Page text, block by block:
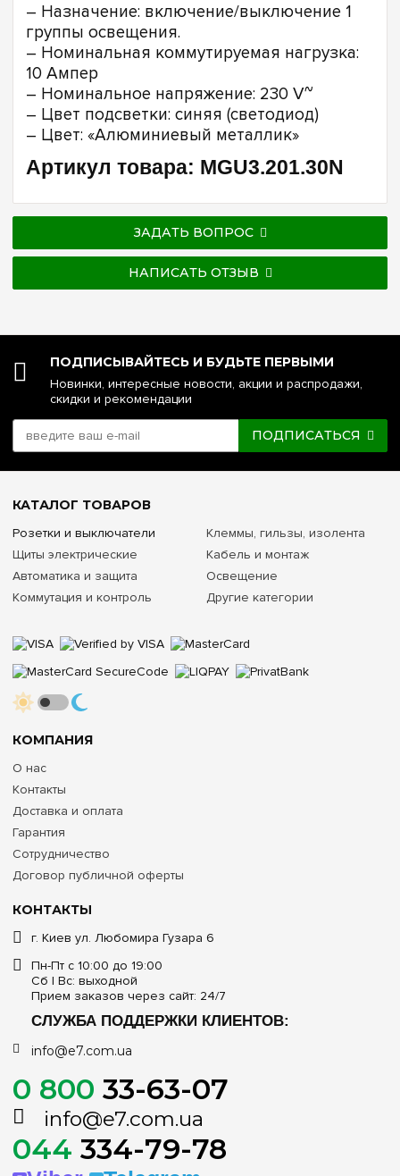
– Назначение: включение/выключение 1
группы освещения.
– Номинальная коммутируемая нагрузка:
10 Ампер
– Номинальное напряжение: 230 V~
– Цвет подсветки: синяя (светодиод)
– Цвет: «Алюминиевый металлик»
Артикул товара: MGU3.201.30N
ЗАДАТЬ ВОПРОС
НАПИСАТЬ ОТЗЫВ
ПОДПИСЫВАЙТЕСЬ И БУДЬТЕ ПЕРВЫМИ
Новинки, интересные новости, акции и распродажи,
скидки и рекомендации
ПОДПИСАТЬСЯ
КОНТАКТЫ
г. Киев ул. Любомира Гузара 6
Пн-Пт с 10:00 до 19:00
Сб | Вс: выходной
Прием заказов через сайт: 24/7
СЛУЖБА ПОДДЕРЖКИ КЛИЕНТОВ:
info@e7.com.ua
0 800 33-63-07
info@e7.com.ua
044 334-79-78
КОМПАНИЯ
О нас
Контакты
Доставка и оплата
Гарантия
Сотрудничество
Договор публичной оферты
КАТАЛОГ ТОВАРОВ
Розетки и выключатели
Щиты электрические
Автоматика и защита
Коммутация и контроль
Клеммы, гильзы, изолента
Кабель и монтаж
Освещение
Другие категории